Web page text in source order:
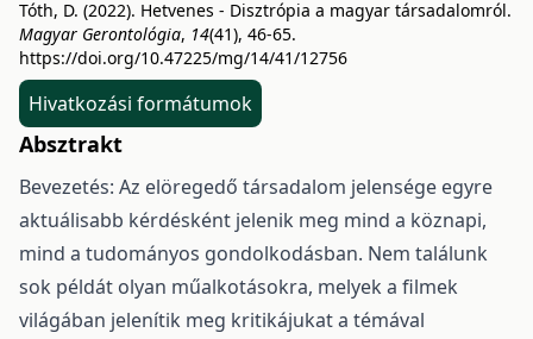
Tóth, D. (2022). Hetvenes - Disztrópia a magyar társadalomról.
Magyar Gerontológia, 14(41), 46-65.
https://doi.org/10.47225/mg/14/41/12756
Hivatkozási formátumok
Absztrakt
Bevezetés: Az elöregedő társadalom jelensége egyre
aktuálisabb kérdésként jelenik meg mind a köznapi,
mind a tudományos gondolkodásban. Nem találunk
sok példát olyan műalkotásokra, melyek a filmek
világában jelenítik meg kritikájukat a témával